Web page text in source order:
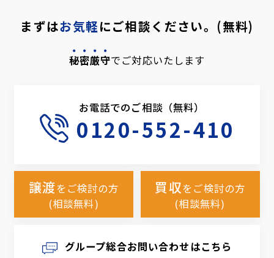
まずはお気軽にご相談ください。(無料)
秘密厳守でご対応いたします
お電話でのご相談（無料）
0120-552-410
譲渡をご検討の方
(相談無料)
買収をご検討の方
(相談無料)
グループ総合お問い合わせはこちら